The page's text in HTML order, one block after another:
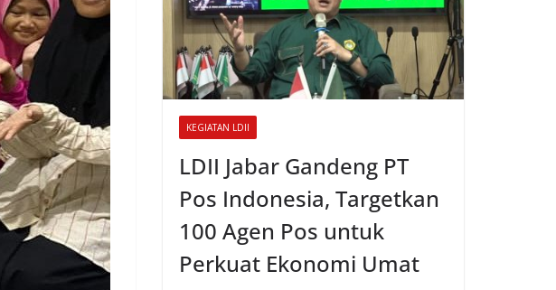
KEGIATAN LDII
LDII Jabar Gandeng PT
Pos Indonesia, Targetkan
100 Agen Pos untuk
Perkuat Ekonomi Umat